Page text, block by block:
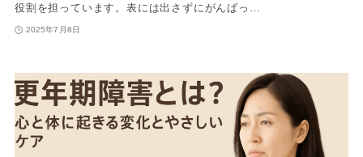
役割を担っています。表には出さずにがんばっ…
2025年7月8日